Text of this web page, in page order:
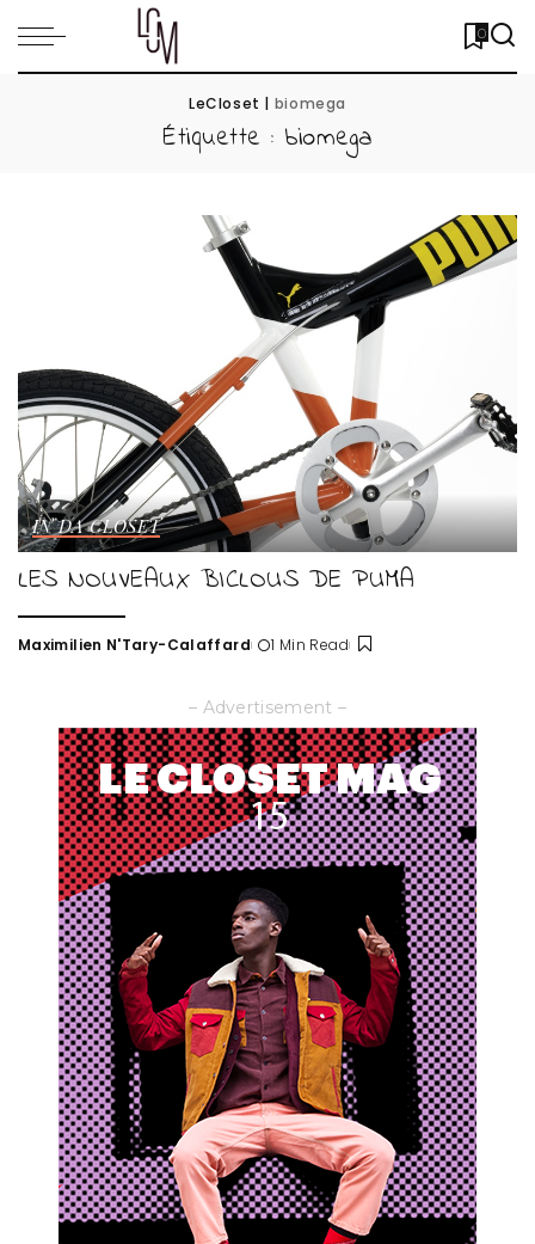
0
LeCloset | biomega
Étiquette : biomega
IN DA CLOSET
LES NOUVEAUX BICLOUS DE PUMA
Posted
Maximilien N'Tary-Calaffard 1 Min Read
– Advertisement –